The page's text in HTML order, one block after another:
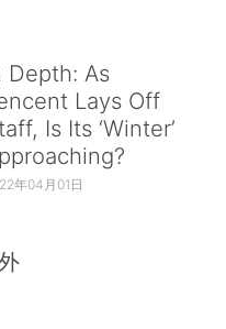
Depth: As
Lays Off
Is Its ‘Winter’
年04月01日